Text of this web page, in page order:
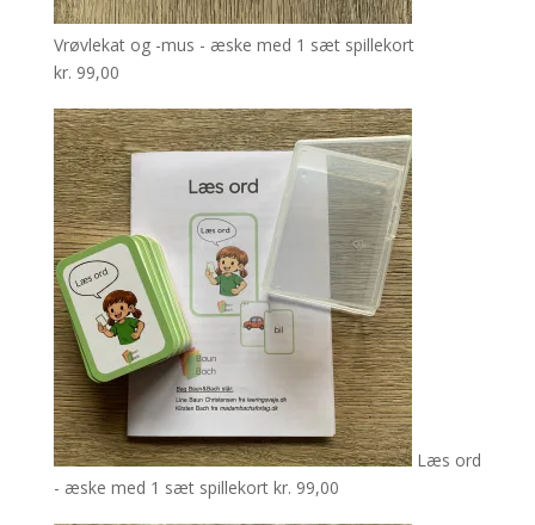
Vrøvlekat og -mus - æske med 1 sæt spillekort
kr. 99,00
Læs ord
- æske med 1 sæt spillekort kr. 99,00